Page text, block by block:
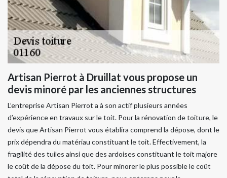
Artisan Pierrot à Druillat vous propose un
devis minoré par les anciennes structures
L’entreprise Artisan Pierrot a à son actif plusieurs années
d’expérience en travaux sur le toit. Pour la rénovation de toiture, le
devis que Artisan Pierrot vous établira comprend la dépose, dont le
prix dépendra du matériau constituant le toit. Effectivement, la
fragilité des tuiles ainsi que des ardoises constituant le toit majore
le coût de la dépose du toit. Pour minorer le plus possible le coût